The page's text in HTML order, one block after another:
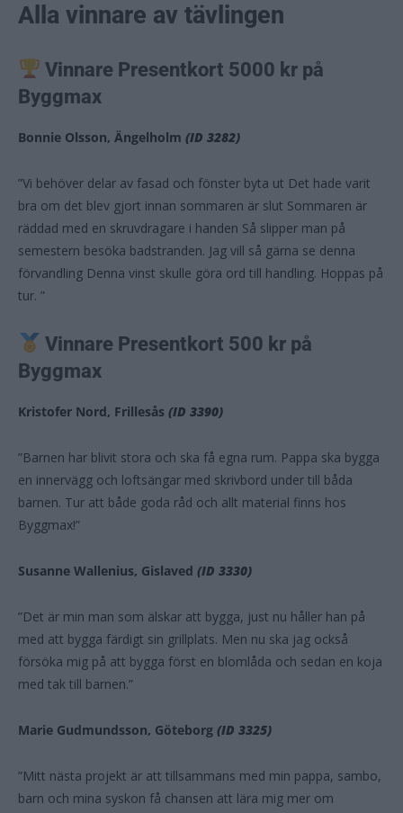
Alla vinnare av tävlingen
Vinnare Presentkort 5000 kr på
Byggmax
Bonnie Olsson, Ängelholm (ID 3282)
”Vi behöver delar av fasad och fönster byta ut Det hade varit
bra om det blev gjort innan sommaren är slut Sommaren är
räddad med en skruvdragare i handen Så slipper man på
semestern besöka badstranden. Jag vill så gärna se denna
förvandling Denna vinst skulle göra ord till handling. Hoppas på
tur. ”
Vinnare Presentkort 500 kr på
Byggmax
Kristofer Nord, Frillesås (ID 3390)
”Barnen har blivit stora och ska få egna rum. Pappa ska bygga
en innervägg och loftsängar med skrivbord under till båda
barnen. Tur att både goda råd och allt material finns hos
Byggmax!”
Susanne Wallenius, Gislaved (ID 3330)
”Det är min man som älskar att bygga, just nu håller han på
med att bygga färdigt sin grillplats. Men nu ska jag också
försöka mig på att bygga först en blomlåda och sedan en koja
med tak till barnen.”
Marie Gudmundsson, Göteborg (ID 3325)
”Mitt nästa projekt är att tillsammans med min pappa, sambo,
barn och mina syskon få chansen att lära mig mer om